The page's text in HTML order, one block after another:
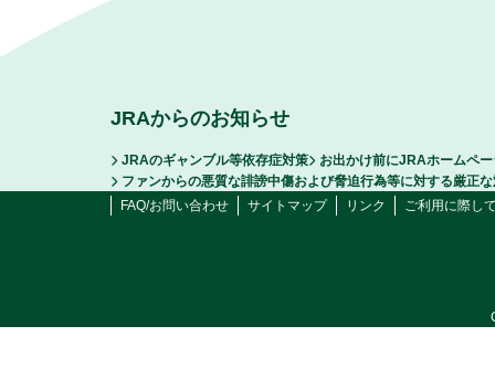
JRAからのお知らせ
JRAのギャンブル等依存症対策
お出かけ前にJRAホームペ
ファンからの悪質な誹謗中傷および脅迫行為等に対する厳正
FAQ/お問い合わせ
サイトマップ リンク ご利用に際し